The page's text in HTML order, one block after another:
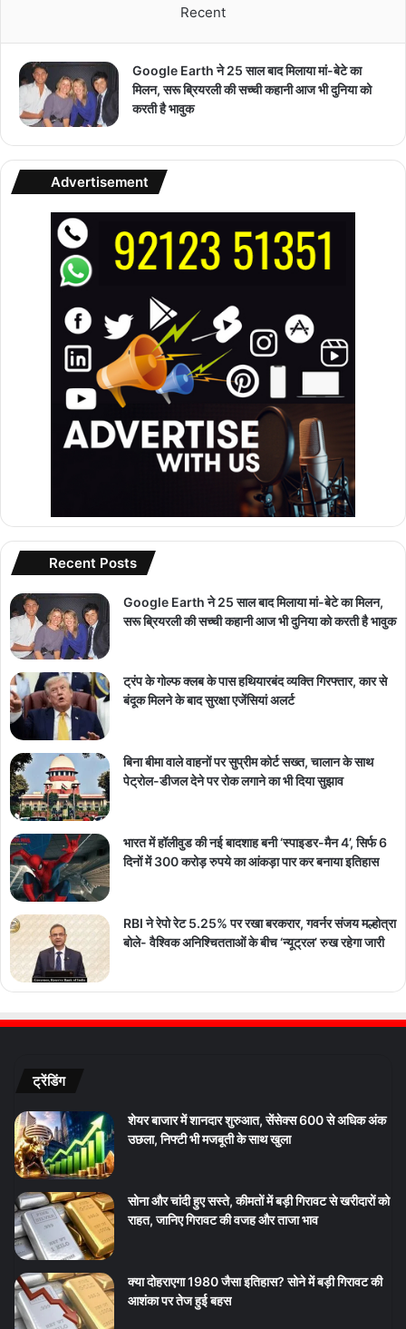
Recent
Google Earth ने 25 साल बाद मिलाया मां-बेटे का
मिलन, सरू ब्रियरली की सच्ची कहानी आज भी दुनिया को
करती है भावुक
Advertisement
Recent Posts
Google Earth ने 25 साल बाद मिलाया मां-बेटे का मिलन,
सरू ब्रियरली की सच्ची कहानी आज भी दुनिया को करती है भावुक
ट्रंप के गोल्फ क्लब के पास हथियारबंद व्यक्ति गिरफ्तार, कार से
बंदूक मिलने के बाद सुरक्षा एजेंसियां अलर्ट
बिना बीमा वाले वाहनों पर सुप्रीम कोर्ट सख्त, चालान के साथ
पेट्रोल-डीजल देने पर रोक लगाने का भी दिया सुझाव
भारत में हॉलीवुड की नई बादशाह बनी ‘स्पाइडर-मैन 4’, सिर्फ 6
दिनों में 300 करोड़ रुपये का आंकड़ा पार कर बनाया इतिहास
RBI ने रेपो रेट 5.25% पर रखा बरकरार, गवर्नर संजय मल्होत्रा
बोले- वैश्विक अनिश्चितताओं के बीच ‘न्यूट्रल’ रुख रहेगा जारी
ट्रेंडिंग
शेयर बाजार में शानदार शुरुआत, सेंसेक्स 600 से अधिक अंक
उछला, निफ्टी भी मजबूती के साथ खुला
सोना और चांदी हुए सस्ते, कीमतों में बड़ी गिरावट से खरीदारों को
राहत, जानिए गिरावट की वजह और ताजा भाव
क्या दोहराएगा 1980 जैसा इतिहास? सोने में बड़ी गिरावट की
आशंका पर तेज हुई बहस